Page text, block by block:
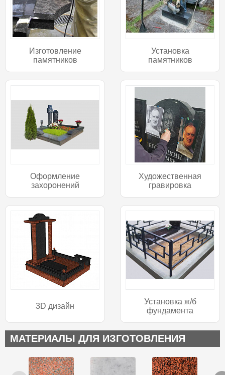
Изготовление
памятников
Установка
памятников
Оформление
захоронений
Художественная
гравировка
3D дизайн
Установка ж/б
фундамента
МАТЕРИАЛЫ ДЛЯ ИЗГОТОВЛЕНИЯ